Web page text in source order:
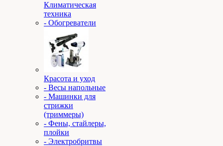
Климатическая
техника
- Обогреватели
Красота и уход
- Весы напольные
- Машинки для
стрижки
(триммеры)
- Фены, стайлеры,
плойки
- Электробритвы